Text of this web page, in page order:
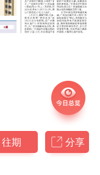
往期 分享